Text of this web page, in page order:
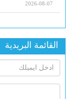
2026-08-07
القائمة البريدية